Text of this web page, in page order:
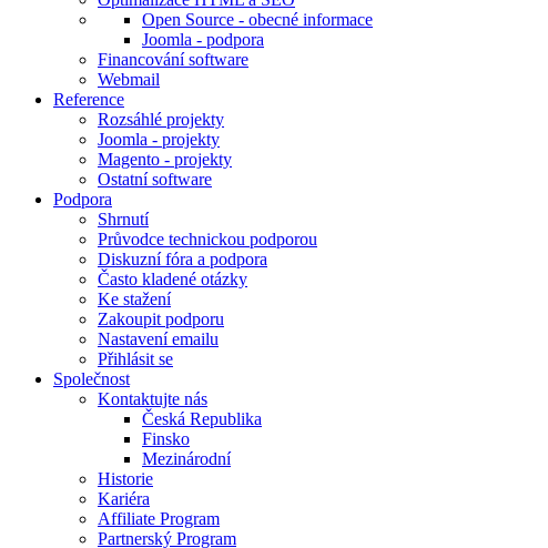
Open Source - obecné informace
Joomla - podpora
Financování software
Webmail
Reference
Rozsáhlé projekty
Joomla - projekty
Magento - projekty
Ostatní software
Podpora
Shrnutí
Průvodce technickou podporou
Diskuzní fóra a podpora
Často kladené otázky
Ke stažení
Zakoupit podporu
Nastavení emailu
Přihlásit se
Společnost
Kontaktujte nás
Česká Republika
Finsko
Mezinárodní
Historie
Kariéra
Affiliate Program
Partnerský Program